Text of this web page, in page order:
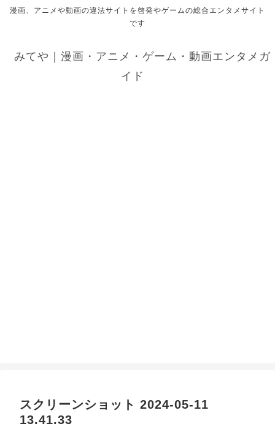
漫画、アニメや動画の違法サイトを啓発やゲームの総合エンタメサイト
です
みてや｜漫画・アニメ・ゲーム・動画エンタメガ
イド
スクリーンショット 2024-05-11
13.41.33